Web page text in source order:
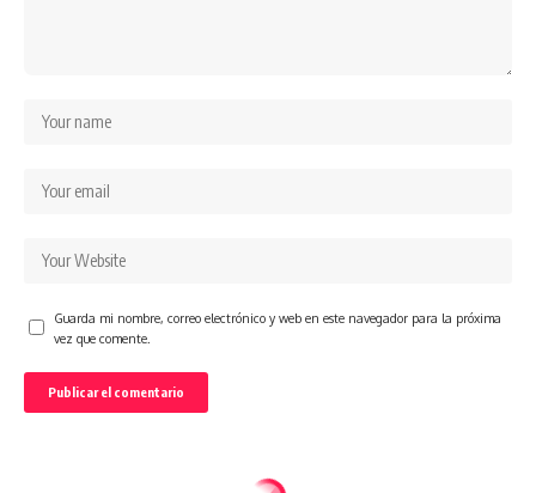
Guarda mi nombre, correo electrónico y web en este navegador para la próxima
vez que comente.